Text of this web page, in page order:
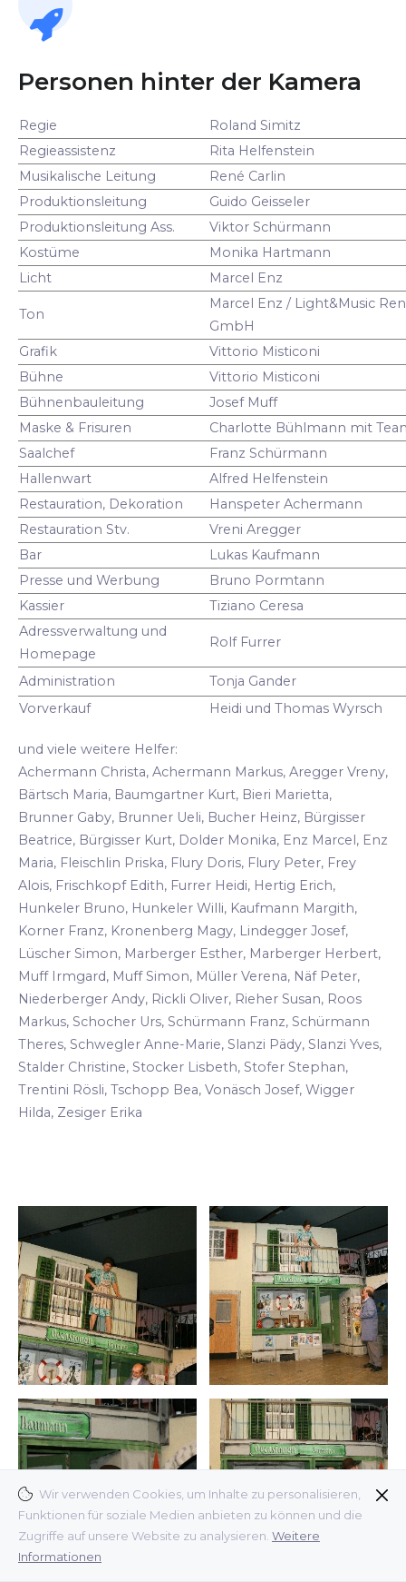
Wir verwenden Cookies, um Inhalte zu personalisieren,
Funktionen für soziale Medien anbieten zu können und die
Zugriffe auf unsere Website zu analysieren. Weitere
Informationen
Personen hinter der Kamera
Regie
Roland Simitz
Regieassistenz
Rita Helfenstein
Musikalische Leitung
René Carlin
Produktionsleitung
Guido Geisseler
Produktionsleitung Ass.
Viktor Schürmann
Kostüme
Monika Hartmann
Licht
Marcel Enz
Ton
Marcel Enz / Light&Music
GmbH
Grafik
Vittorio Misticoni
Bühne
Vittorio Misticoni
Bühnenbauleitung
Josef Muff
Maske & Frisuren
Charlotte Bühlmann mit
Saalchef
Franz Schürmann
Hallenwart
Alfred Helfenstein
Restauration, Dekoration
Hanspeter Achermann
Restauration Stv.
Vreni Aregger
Bar
Lukas Kaufmann
Presse und Werbung
Bruno Pormtann
Kassier
Tiziano Ceresa
Adressverwaltung und
Homepage
Rolf Furrer
Administration
Tonja Gander
Vorverkauf
Heidi und Thomas Wyrsch
und viele weitere Helfer:
Achermann Christa, Achermann Markus, Aregger Vreny,
Bärtsch Maria, Baumgartner Kurt, Bieri Marietta,
Brunner Gaby, Brunner Ueli, Bucher Heinz, Bürgisser
Beatrice, Bürgisser Kurt, Dolder Monika, Enz Marcel, Enz
Maria, Fleischlin Priska, Flury Doris, Flury Peter, Frey
Alois, Frischkopf Edith, Furrer Heidi, Hertig Erich,
Hunkeler Bruno, Hunkeler Willi, Kaufmann Margith,
Korner Franz, Kronenberg Magy, Lindegger Josef,
Lüscher Simon, Marberger Esther, Marberger Herbert,
Muff Irmgard, Muff Simon, Müller Verena, Näf Peter,
Niederberger Andy, Rickli Oliver, Rieher Susan, Roos
Markus, Schocher Urs, Schürmann Franz, Schürmann
Theres, Schwegler Anne-Marie, Slanzi Pädy, Slanzi Yves,
Stalder Christine, Stocker Lisbeth, Stofer Stephan,
Trentini Rösli, Tschopp Bea, Vonäsch Josef, Wigger
Hilda, Zesiger Erika